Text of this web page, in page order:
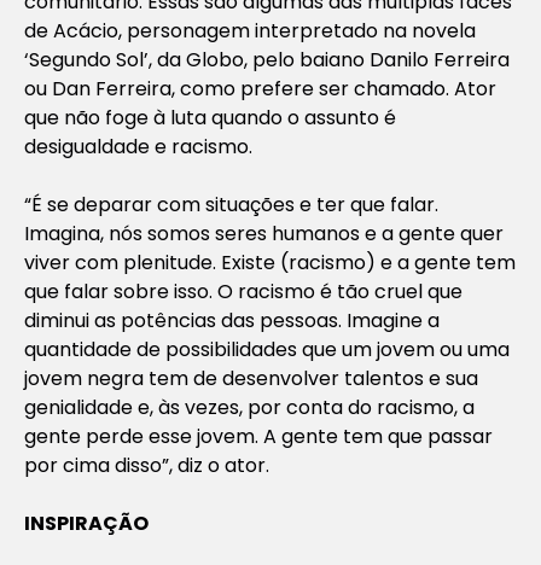
de Acácio, personagem interpretado na novela
‘Segundo Sol’, da Globo, pelo baiano Danilo Ferreira
ou Dan Ferreira, como prefere ser chamado. Ator
que não foge à luta quando o assunto é
desigualdade e racismo.
“É se deparar com situações e ter que falar.
Imagina, nós somos seres humanos e a gente quer
viver com plenitude. Existe (racismo) e a gente tem
que falar sobre isso. O racismo é tão cruel que
diminui as potências das pessoas. Imagine a
quantidade de possibilidades que um jovem ou uma
jovem negra tem de desenvolver talentos e sua
genialidade e, às vezes, por conta do racismo, a
gente perde esse jovem. A gente tem que passar
por cima disso”, diz o ator.
INSPIRAÇÃO